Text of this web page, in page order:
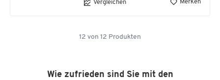
Vergleichen Merken
12 von 12 Produkten
Wie zufrieden sind Sie mit den